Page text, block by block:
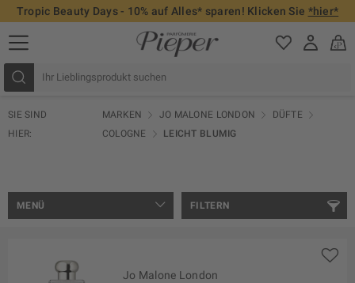
Tropic Beauty Days - 10% auf Alles* sparen! Klicken Sie *hier*
SIE SIND
HIER:
MARKEN JO MALONE LONDON
DÜFTE
COLOGNE
LEICHT BLUMIG
FILTERN
MENÜ
Jo Malone London